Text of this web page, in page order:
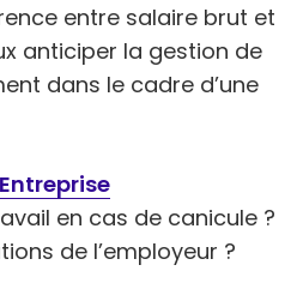
entre salaire brut et
anticiper la gestion de
dans le cadre d’une
Entreprise
en cas de canicule ?
de l’employeur ?